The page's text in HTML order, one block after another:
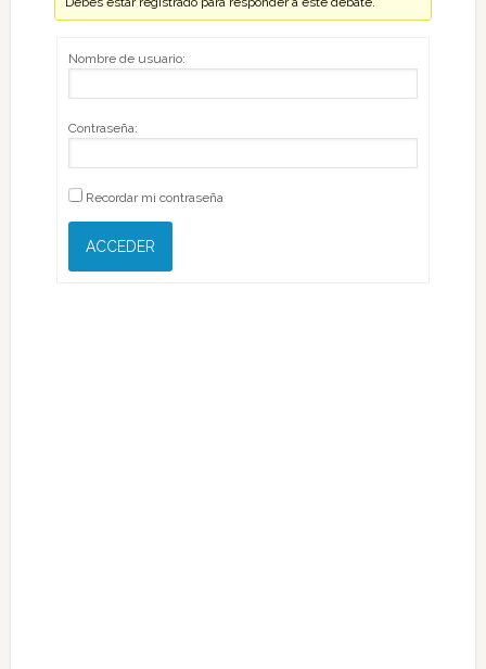
Nombre de usuario:
Contraseña:
Recordar mi contraseña
ACCEDER